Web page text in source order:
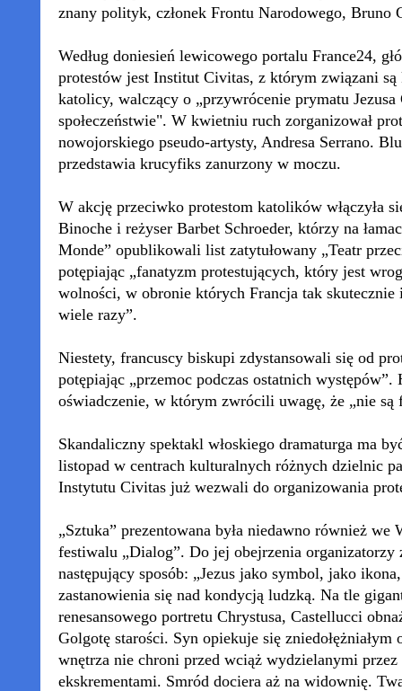
znany polityk, członek Frontu Narodowego, Bruno
Według doniesień lewicowego portalu France24,
protestów jest Institut Civitas, z którym związani
katolicy, walczący o „przywrócenie prymatu Jezusa
społeczeństwie". W kwietniu ruch zorganizował
nowojorskiego pseudo-artysty, Andresa Serrano.
przedstawia krucyfiks zanurzony w moczu.
W akcję przeciwko protestom katolików włączyła
Binoche i reżyser Barbet Schroeder, którzy na
Monde” opublikowali list zatytułowany „Teatr
potępiając „fanatyzm protestujących, który jest
wolności, w obronie których Francja tak skutecznie
wiele razy”.
Niestety, francuscy biskupi zdystansowali się od
potępiając „przemoc podczas ostatnich
oświadczenie, w którym zwrócili uwagę, że „nie są
Skandaliczny spektakl włoskiego dramaturga ma
listopad w centrach kulturalnych różnych dzielnic
Instytutu Civitas już wezwali do organizowania
„Sztuka” prezentowana była niedawno również we
festiwalu „Dialog”. Do jej obejrzenia organizatorzy
następujący sposób: „Jezus jako symbol, jako
zastanowienia się nad kondycją ludzką. Na tle
renesansowego portretu Chrystusa, Castellucci
Golgotę starości. Syn opiekuje się zniedołężniałym
wnętrza nie chroni przed wciąż wydzielanymi przez
ekskrementami. Smród dociera aż na widownię.